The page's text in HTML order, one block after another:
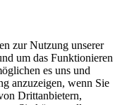
zur Nutzung unserer
um das Funktionieren
es uns und
anzuzeigen, wenn Sie
Drittanbietern,